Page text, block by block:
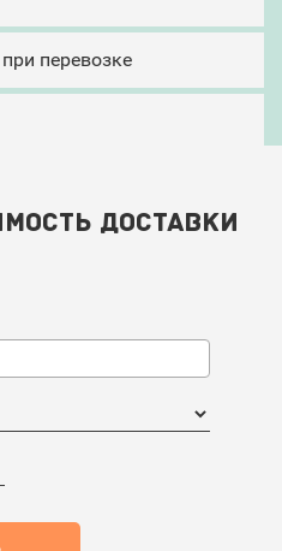
перевозке
доставки